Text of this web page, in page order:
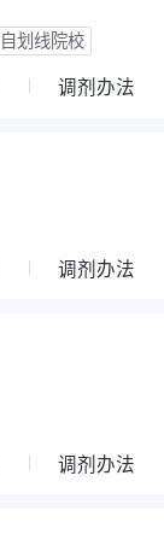
自划线院校
调剂办法
调剂办法
调剂办法